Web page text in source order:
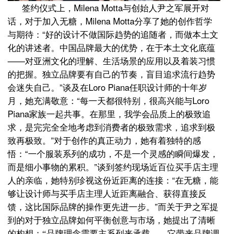
签约仪式上， Milena Motta与创始人尹之军展开对
话， 对于加入无糖， Milena Motta分享了她的创作哲学
与期待：“好的设计不做国际趋势的追随者，而做本土文
化的讲述者。中国品牌最大的优势，在于本土文化底蕴
——对亚洲文化的理解、生活场景的应用以及着装习惯
的把握。独立品牌要有自己的节奏，盲目追求流行趋势
会迷失自己。”谈及在Loro Piana任职设计师的十年岁
月，她充满敬意：“每一天都很特别，很高兴能与Loro
Piana家族一起共事。在那里，我学会品质上的极致追
求，是完完全全地考虑到消费者的极致需求，追求到极
致再极致。”对于创作的真正动力，她有着独特的感
悟：“一个服装系列的成功，不是一个灵感的瞬间爆发，
而是细小事物的累积。”谈到签约现场近百位买手店主理
人的亲临，她特别珍视这份近距离的连接：“在无糖，能
够让设计师与买手店主理人近距离融合、获得直接反
馈，这比国际品牌的操作更先进一步。”而关于尹之军提
到的对于独立品牌如何平衡创意与市场，她提出了清晰